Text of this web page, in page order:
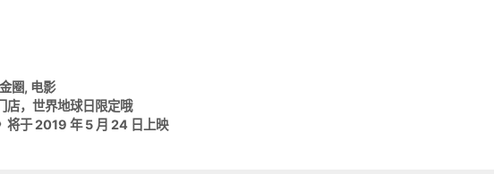
圈, 电影
店，世界地球日限定哦
将于 2019 年 5 月 24 日上映